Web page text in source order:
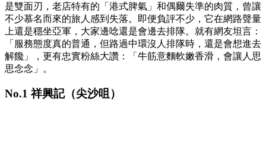
是雙面刃，老店特有的「港式脾氣」和偶爾失準的肉質，曾讓
不少慕名而來的旅人感到失落。即便負評不少，它在網路聲量
上還是穩坐亞軍，大家邊唸還是會邊去排隊。就有網友坦言：
「服務態度真的普通，但路過中環沒人排隊時，還是會想進去
解饞」，更有忠實粉絲大讚：「牛筋意麵軟嫩香滑，會讓人思
思念念」。
No.1 祥興記（尖沙咀）